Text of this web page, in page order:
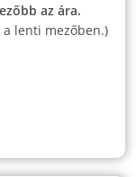
az ára.
a lenti mezőben.)